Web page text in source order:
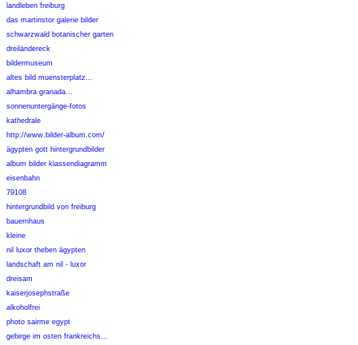
landleben freiburg
das martinstor galerie bilder
schwarzwald botanischer garten
dreiländereck
bildermuseum
altes bild muensterplatz...
alhambra granada...
sonnenuntergänge-fotos
kathedrale
http://www.bilder-album.com/
ägypten gott hintergrundbilder
album bilder klassendiagramm
eisenbahn
79108
hintergrundbild von freiburg
bauernhaus
kleine
nil luxor theben ägypten
landschaft am nil - luxor
dreisam
kaiserjosephstraße
alkoholfrei
photo sairme egypt
gebirge im osten frankreichs...